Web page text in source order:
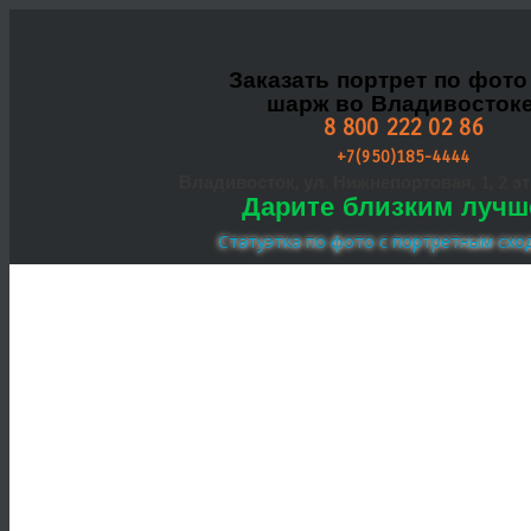
Заказать портрет по
шарж во
8 800 222 02 86
+7(950)185-4444
Дарите близким
Статуэтка по фото с портретным